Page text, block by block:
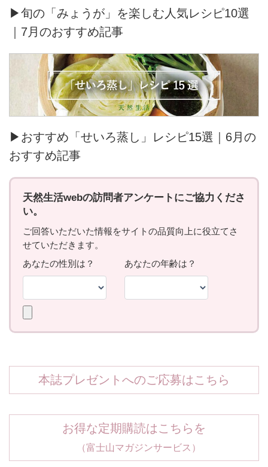
▶旬の「みょうが」を楽しむ人気レシピ10選
｜7月のおすすめ記事
▶おすすめ「せいろ蒸し」レシピ15選｜6月の
おすすめ記事
本誌プレゼントへのご応募はこちら
お得な定期購読はこちらを
（富士山マガジンサービス）